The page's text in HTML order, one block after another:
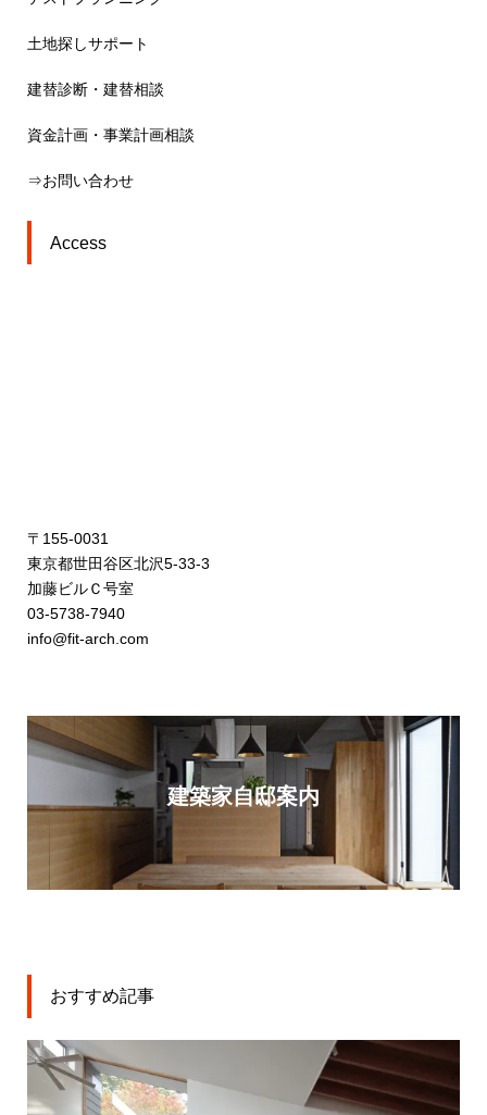
土地探しサポート
建替診断・建替相談
資金計画・事業計画相談
⇒お問い合わせ
Access
〒155-0031
東京都世田谷区北沢5-33-3
加藤ビルＣ号室
03-5738-7940
info@fit-arch.com
建築家自邸案内
おすすめ記事